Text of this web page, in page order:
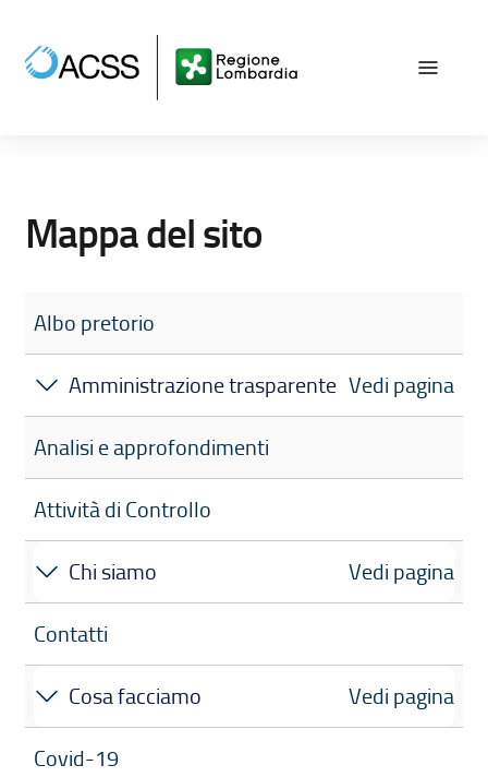
Mappa del sito
Albo pretorio
Amministrazione trasparente Vedi pagina
Analisi e approfondimenti
Attività di Controllo
Chi siamo Vedi pagina
Contatti
Cosa facciamo Vedi pagina
Covid-19